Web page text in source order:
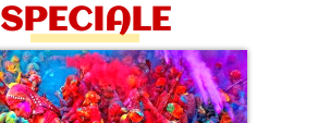
SPECIALE